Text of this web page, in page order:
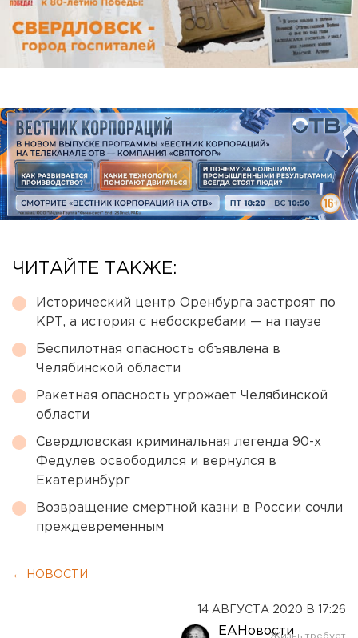
ЧИТАЙТЕ ТАКЖЕ:
Исторический центр Оренбурга застроят по
КРТ, а история с небоскребами — на паузе
Беспилотная опасность объявлена в
Челябинской области
Ракетная опасность угрожает Челябинской
области
Свердловская криминальная легенда 90-х
Федулев освободился и вернулся в
Екатеринбург
Возвращение смертной казни в России сочли
преждевременным
← НОВОСТИ
14 АВГУСТА 2020 В 17:26
ЕАНовости